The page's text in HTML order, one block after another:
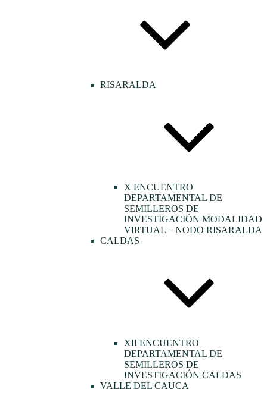
RISARALDA
X ENCUENTRO
DEPARTAMENTAL DE
SEMILLEROS DE
INVESTIGACIÓN MODALIDAD
VIRTUAL – NODO RISARALDA
CALDAS
XII ENCUENTRO
DEPARTAMENTAL DE
SEMILLEROS DE
INVESTIGACIÓN CALDAS
VALLE DEL CAUCA